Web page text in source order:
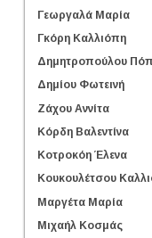
Γεωργαλά Μαρία
Γκόρη Καλλιόπη
Δημητροπούλου
Δημίου Φωτεινή
Ζάχου Αννίτα
Κόρδη Βαλεντίνα
Κοτροκόη Έλενα
Κουκουλέτσου
Μαργέτα Μαρία
Μιχαήλ Κοσμάς